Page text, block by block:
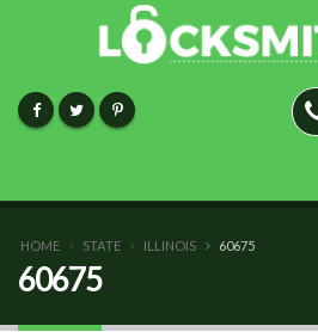
HOME STATE ILLINOIS 60675
60675